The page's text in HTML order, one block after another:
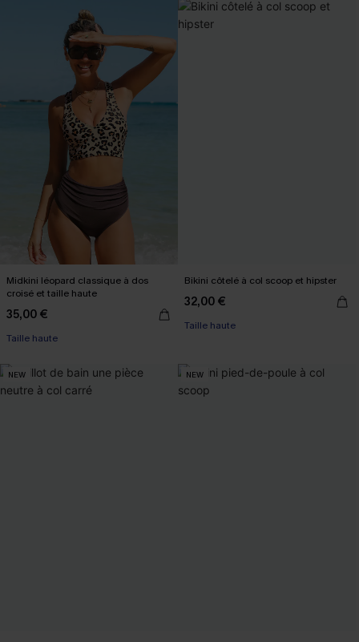
Midkini léopard classique à dos
croisé et taille haute
35,00 €
Taille haute
Bikini côtelé à col scoop et hipster
32,00 €
Taille haute
NEW NEW